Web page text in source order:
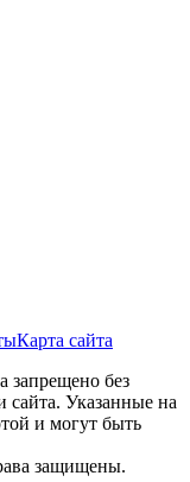
Карта сайта
запрещено без
сайта. Указанные на
и могут быть
защищены.